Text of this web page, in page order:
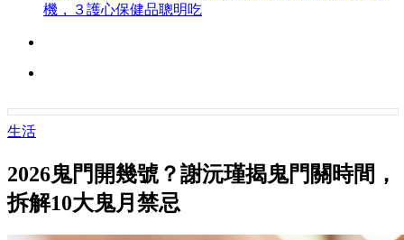
機，３護心保健品聰明吃
生活
2026鬼門開幾號？謝沅瑾揭鬼門關時間，
拆解10大鬼月禁忌